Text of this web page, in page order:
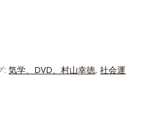
:気学、DVD、村山幸徳,社会運